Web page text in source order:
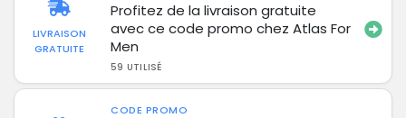
LIVRAISON
GRATUITE
Profitez de la livraison gratuite
avec ce code promo chez Atlas For
Men
59 UTILISÉ
CODE PROMO